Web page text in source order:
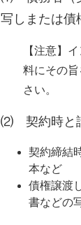
写しまたは債
【注意】
料にその
さい。
⑵ 契約時と請
契約締結
本など
債権譲渡
書などの